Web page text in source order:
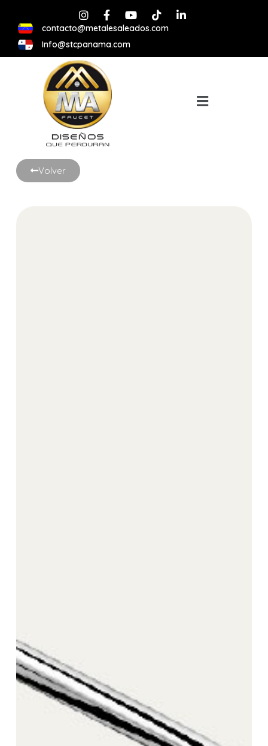
contacto@metalesaleados.com
Info@stcpanama.com
Volver